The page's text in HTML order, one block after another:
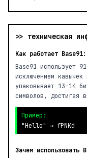
>> техническая
Как работает Base91:
Base91 использует
исключением
упаковывает 13–14
символов, достигая
Пример:
"Hello" → fPNKd
Зачем использовать